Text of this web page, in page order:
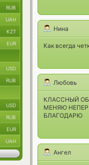
Нина
Как всегда
Любовь
КЛАССНЫЙ
МЕНЯЮ
БЛАГОДАРЮ
Ангел
RUB
UAH
KZT
EUR
USD
RUB
USD
RUB
EUR
UAH